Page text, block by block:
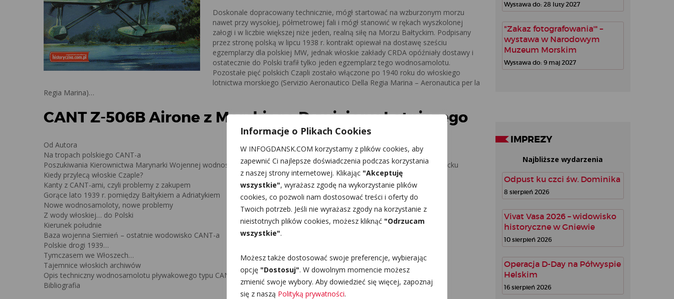
Informacje o Plikach Cookies
W INFOGDANSK.COM korzystamy z plików cookies, aby
zapewnić Ci najlepsze doświadczenia podczas korzystania
z naszej strony internetowej. Klikając "Akceptuję
wszystkie", wyrażasz zgodę na wykorzystanie plików
cookies, co pozwoli nam dostosować treści i oferty do
Twoich potrzeb. Jeśli nie wyrażasz zgody na korzystanie z
nieistotnych plików cookies, możesz kliknąć "Odrzucam
wszystkie".
Możesz także dostosować swoje preferencje, wybierając
opcję "Dostosuj". W dowolnym momencie możesz
zmienić swoje wybory. Aby dowiedzieć się więcej, zapoznaj
się z naszą Polityką prywatności.
Doskonale dopracowany technicznie, mógł startować na wzburzonym morzu
nawet przy wysokiej, półmetrowej fali i mógł stanowić w rękach wyszkolonej
załogi i w liczbie większej niże jeden, realną siłę na Morzu Bałtyckim. Podpisany
przez stronę polską w lipcu 1938 r. kontrakt opiewał na dostawę sześciu
egzemplarzy dla polskiej MW, jednak włoskie zakłady CRDA opóźniały dostawy i
ostatecznie do Polski trafił tylko jeden egzemplarz tego wodnosamolotu.
Pozostałe pięć polskich Czapli zostało włączone po 1940 roku do włoskiego
lotnictwa morskiego (Servizio Aeronautico Della Regia Marina – Aeronautica per la
Regia Marina)…
CANT Z-506B Airone z Morskiego Dywizjonu Lotniczego
Od Autora
Na tropach polskiego CANT-a
Poszukiwania Kierownictwa Marynarki Wojennej wodnosamolotów torpedowych dla Morskiego Dywizjonu Lotniczego w Pucku
Kiedy przylecą włoskie Czaple?
Kanty z CANT-ami, czyli problemy z zakupem
Gorące lato 1939 r. pomiędzy Bałtykiem a Adriatykiem
Nowe wodnosamoloty, nowe problemy
Z wody włoskiej… do Polski
Kierunek południe
Baza wojenna Siemień – ostatnie wodowisko CANT-a
Polskie drogi 1939…
Tymczasem we Włoszech…
Tajemnice włoskich archiwów
Opis techniczny wodnosamolotu pływakowego typu CANT Z-506B Airone
Bibliografia
Wystawa do: 28 luty 2027
"Zakaz fotografowania'" –
wystawa w Narodowym
Muzeum Morskim
Wystawa do: 9 maj 2027
IMPREZY
Najbliższe wydarzenia
Odpust ku czci św. Dominika
8 sierpień 2026
Vivat Vasa 2026 – widowisko
historyczne w Gniewie
10 sierpień 2026
Operacja D-Day na Półwyspie
Helskim
16 sierpień 2026